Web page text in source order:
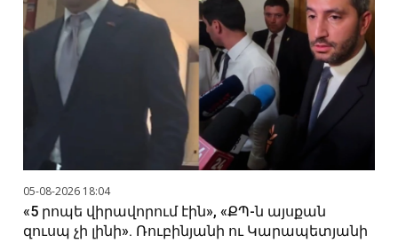
05-08-2026 18:04
«5 րոպե վիրավորում էին», «ՔՊ-ն այսքան
զուսպ չի լինի». Ռուբինյանի ու Կարապետյանի